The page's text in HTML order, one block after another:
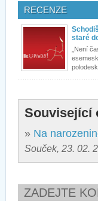
RECENZE
staré
„Není
Související
» Na
Souček, 23. 02.
ZADEJTE